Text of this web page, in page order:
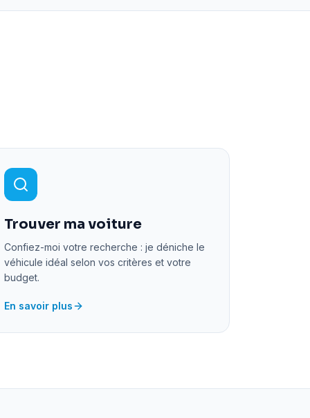
Trouver ma voiture
Confiez-moi votre recherche : je déniche le
véhicule idéal selon vos critères et votre
budget.
En savoir plus